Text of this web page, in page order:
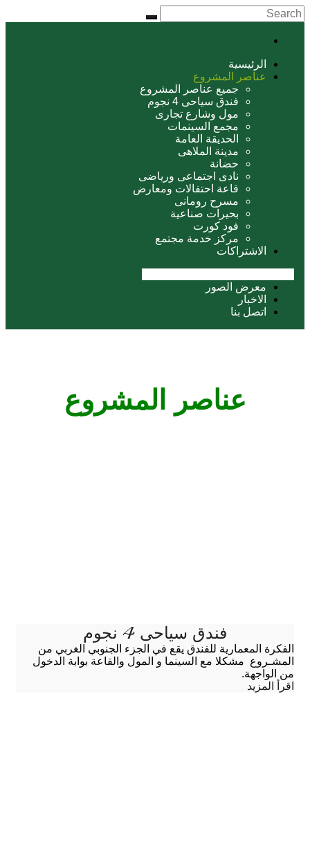
الرئيسية
عناصر المشروع
جميع عناصر المشروع
فندق سياحى 4 نجوم
مول وشارع تجارى
مجمع السينمات
الحديقة العامة
مدينة الملاهى
حضانة
نادى اجتماعى ورياضى
قاعة احتفالات ومعارض
مسرح رومانى
بحيرات صناعية
فود كورت
مركز خدمة مجتمع
الاشتراكات
معرض الصور
الاخبار
اتصل بنا
عناصر المشروع
فندق سياحى 4 نجوم
الفكرة المعمارية للفندق يقع في الجزء الجنوبي الغربي من
المشـروع مشكلا مع السينما و المول والقاعة بوابة الدخول
من الواجهة.
اقرأ المزيد